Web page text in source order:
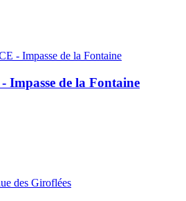
de la Fontaine